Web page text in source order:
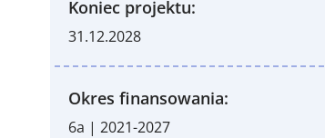
Koniec projektu:
31.12.2028
Okres finansowania:
6a | 2021-2027